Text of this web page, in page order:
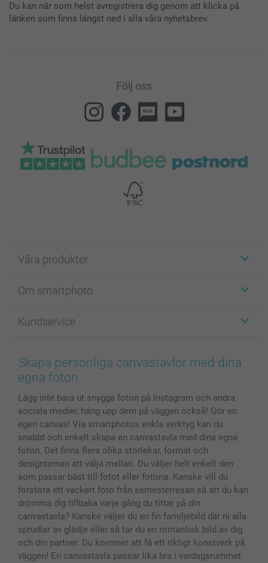
Du kan när som helst avregistrera dig genom att klicka på
länken som finns längst ned i alla våra nyhetsbrev.
Följ oss
Våra produkter
Fotokort
Fotoböcker
Bilder, Fotoförstoring & Fotohäften
Skal till Mobil & Surfplatta
Fotoalmanackor & Fotoagenda
Fotoramar & Tillbehör
Presentkort
Alla fotoprodukter
Om smartphoto
För affiliates
Cookie Policy
Sitemap
Investor Relations
Kundservice
smartgaranti
smartbonus
Status på beställningar
Skapa personliga canvastavlor med dina
egna foton
Lägg inte bara ut snygga foton på Instagram och andra
sociala medier, häng upp dem på väggen också! Gör en
egen canvas! Via smartphotos enkla verktyg kan du
snabbt och enkelt skapa en canvastavla med dina egna
foton. Det finns flera olika storlekar, format och
designteman att välja mellan. Du väljer helt enkelt den
som passar bäst till fotot eller fotona. Kanske vill du
förstora ett vackert foto från semesterresan så att du kan
drömma dig tillbaka varje gång du tittar på din
canvastavla? Kanske väljer du en fin familjebild där ni alla
sprudlar av glädje eller så tar du en romantisk bild av dig
och din partner. Du kommer att få ett riktigt konstverk på
väggen! En canvastavla passar lika bra i vardagsrummet